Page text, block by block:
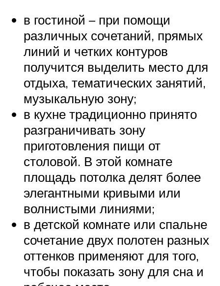
в гостиной – при помощи
различных сочетаний, прямых
линий и четких контуров
получится выделить место для
отдыха, тематических занятий,
музыкальную зону;
в кухне традиционно принято
разграничивать зону
приготовления пищи от
столовой. В этой комнате
площадь потолка делят более
элегантными кривыми или
волнистыми линиями;
в детской комнате или спальне
сочетание двух полотен разных
оттенков применяют для того,
чтобы показать зону для сна и